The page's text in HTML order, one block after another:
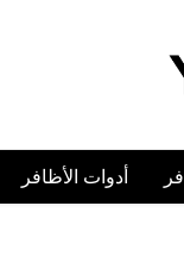
أدوات الأظافر